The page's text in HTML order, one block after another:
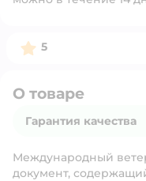
Рейтинг:
5
О товаре
Гарантия качества
Международный
документ,